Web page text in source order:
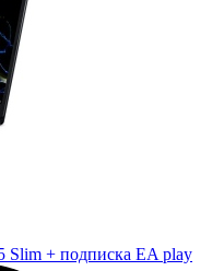
Slim + подписка EA play